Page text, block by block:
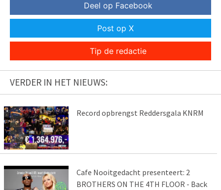
Deel op Facebook
Post op X
Tip de redactie
VERDER IN HET NIEUWS:
Record opbrengst Reddersgala KNRM
Cafe Nooitgedacht presenteert: 2
BROTHERS ON THE 4TH FLOOR - Back